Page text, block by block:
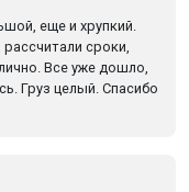
еще и хрупкий.
сроки,
Все уже дошло,
Груз целый. Спасибо